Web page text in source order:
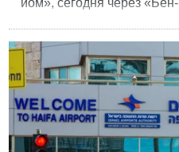
йом», сегодня через
израильтяне,